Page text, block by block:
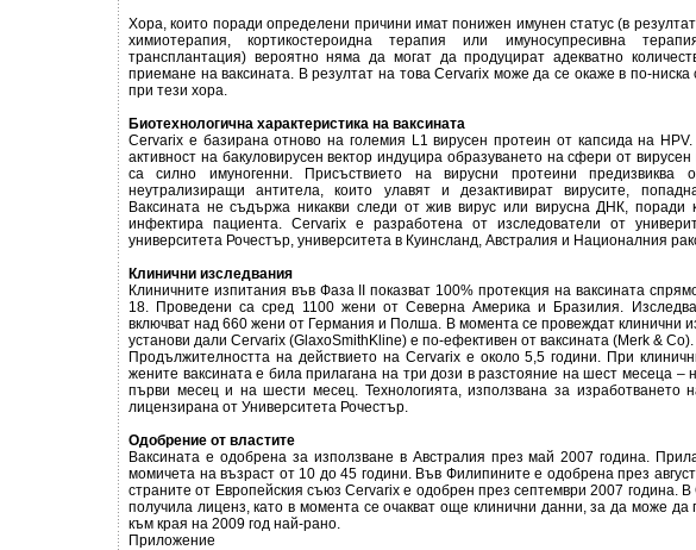
Хора, които поради определени причини имат понижен имунен статус (в
химиотерапия, кортикостероидна терапия или имуносупресивна
трансплантация) вероятно няма да могат да продуцират адекватно
приемане на ваксината. В резултат на това Cervarix може да се окаже в по-ниска
при тези хора.
Биотехнологична характеристика на ваксината
Cervarix е базирана отново на големия L1 вирусен протеин от капсида на
активност на бакуловирусен вектор индуцира образуването на сфери от
са силно имуногенни. Присъствието на вирусни протеини предизвиква
неутрализиращи антитела, които улавят и дезактивират вирусите,
Ваксината не съдържа никакви следи от жив вирус или вирусна ДНК, поради
инфектира пациента. Cervarix е разработена от изследователи от
университета Рочестър, университета в Куинсланд, Австралия и Националния
Клинични изследвания
Клиничните изпитания във Фаза II показват 100% протекция на ваксината
18. Проведени са сред 1100 жени от Северна Америка и Бразилия.
включват над 660 жени от Германия и Полша. В момента се провеждат клинични
установи дали Cervarix (GlaxoSmithKline) е по-ефективен от ваксината (Мerk & Co).
Продължителността на действието на Cervarix е около 5,5 години. При
жените ваксината е била прилагана на три дози в разстояние на шест месеца –
първи месец и на шести месец. Технологията, използвана за изработването
лицензирана от Университета Рочестър.
Одобрение от властите
Ваксината е одобрена за използване в Австралия през май 2007 година.
момичета на възраст от 10 до 45 години. Във Филипините е одобрена през
страните от Европейския съюз Cervarix е одобрен през септември 2007 година.
получила лиценз, като в момента се очакват още клинични данни, за да може да
към края на 2009 год най-рано.
Приложение